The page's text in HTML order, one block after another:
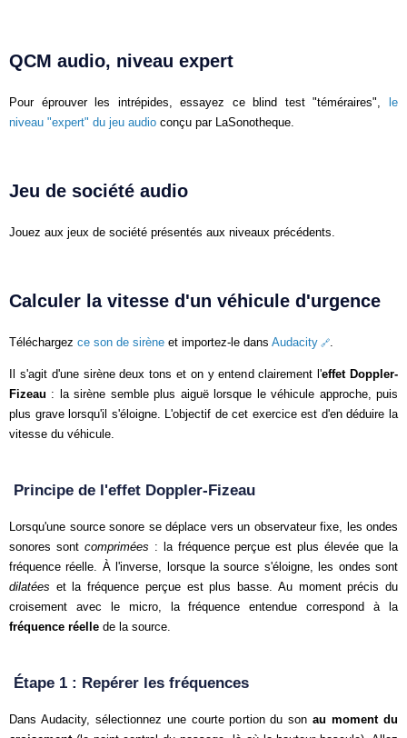
QCM audio, niveau expert
Pour éprouver les intrépides, essayez ce blind test "téméraires", le
niveau "expert" du jeu audio conçu par LaSonotheque.
Jeu de société audio
Jouez aux jeux de société présentés aux niveaux précédents.
Calculer la vitesse d'un véhicule d'urgence
Téléchargez ce son de sirène et importez-le dans Audacity .
Il s'agit d'une sirène deux tons et on y entend clairement l'effet Doppler-
Fizeau : la sirène semble plus aiguë lorsque le véhicule approche, puis
plus grave lorsqu'il s'éloigne. L'objectif de cet exercice est d'en déduire la
vitesse du véhicule.
Principe de l'effet Doppler-Fizeau
Lorsqu'une source sonore se déplace vers un observateur fixe, les ondes
sonores sont comprimées : la fréquence perçue est plus élevée que la
fréquence réelle. À l'inverse, lorsque la source s'éloigne, les ondes sont
dilatées et la fréquence perçue est plus basse. Au moment précis du
croisement avec le micro, la fréquence entendue correspond à la
fréquence réelle de la source.
Étape 1 : Repérer les fréquences
Dans Audacity, sélectionnez une courte portion du sonau moment du